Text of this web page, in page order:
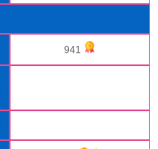
941